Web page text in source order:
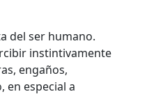
del ser humano.
instintivamente
engaños,
en especial a